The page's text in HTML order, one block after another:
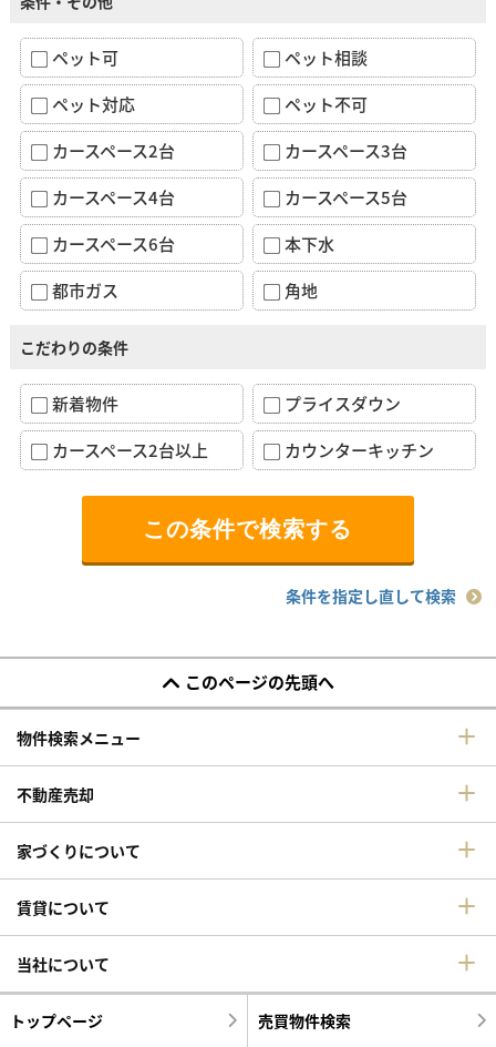
ペット可
ペット相談
ペット対応
ペット不可
カースペース2台
カースペース3台
カースペース4台
カースペース5台
カースペース6台
本下水
都市ガス
角地
こだわりの条件
新着物件
プライスダウン
カースペース2台以上
カウンターキッチン
条件を指定し直して検索
このページの先頭へ
物件検索メニュー
不動産売却
家づくりについて
賃貸について
当社について
トップページ 売買物件検索